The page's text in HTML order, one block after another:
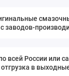
заводов-
всей России или
в